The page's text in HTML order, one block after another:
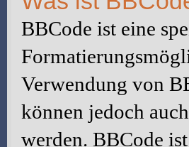
BBCode ist eine
Verwendung von
können jedoch
werden. BBCode